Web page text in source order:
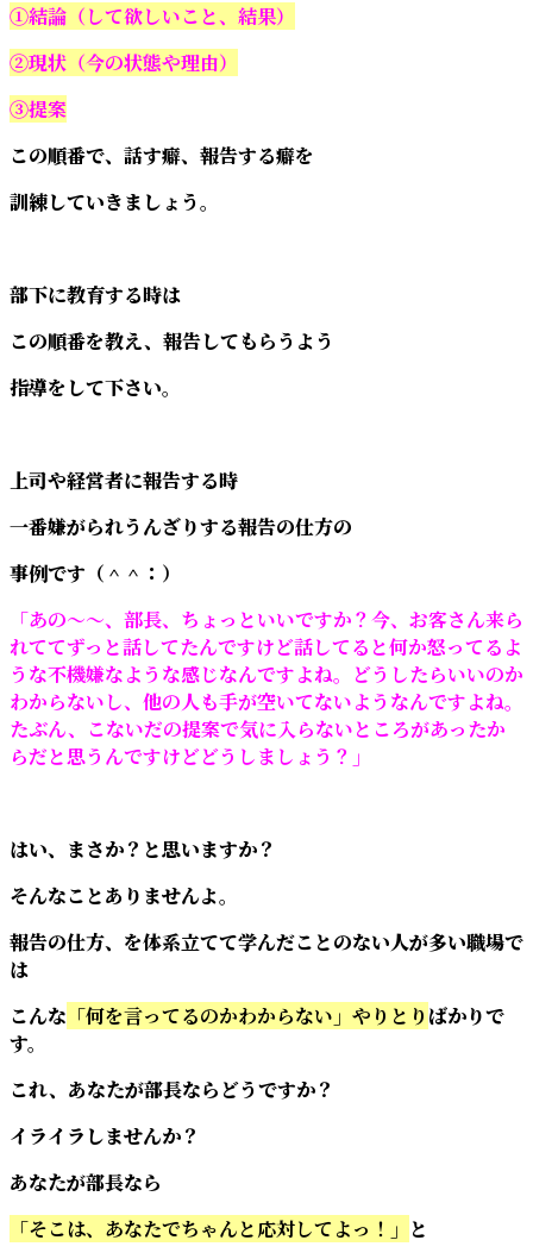
①結論（して欲しいこと、結果）
②現状（今の状態や理由）
③提案
この順番で、話す癖、報告する癖を
訓練していきましょう。
部下に教育する時は
この順番を教え、報告してもらうよう
指導をして下さい。
上司や経営者に報告する時
一番嫌がられうんざりする報告の仕方の
事例です（＾＾：）
「あの～～、部長、ちょっといいですか？今、お客さん来ら
れててずっと話してたんですけど話してると何か怒ってるよ
うな不機嫌なような感じなんですよね。どうしたらいいのか
わからないし、他の人も手が空いてないようなんですよね。
たぶん、こないだの提案で気に入らないところがあったか
らだと思うんですけどどうしましょう？」
はい、まさか？と思いますか？
そんなことありませんよ。
報告の仕方、を体系立てて学んだことのない人が多い職場で
は
こんな 「何を言ってるのかわからない」やりとり ばかりで
す。
これ、あなたが部長ならどうですか？
イライラしませんか？
あなたが部長なら
「そこは、あなたでちゃんと応対してよっ！」 と